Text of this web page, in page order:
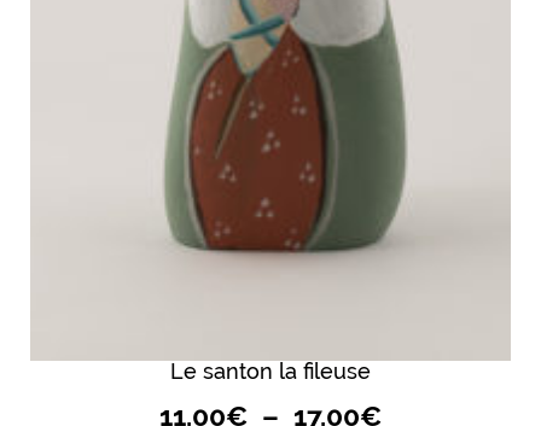
Le santon la fileuse
11.00€ – 17.00€Plage